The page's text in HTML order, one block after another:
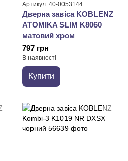
Артикул: 40-0053144
Дверна завіса KOBLENZ
ATOMIKA SLIM K8060
матовий хром
797 грн
В наявності
Купити